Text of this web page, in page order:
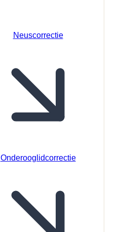
Neuscorrectie
Onderooglidcorrectie